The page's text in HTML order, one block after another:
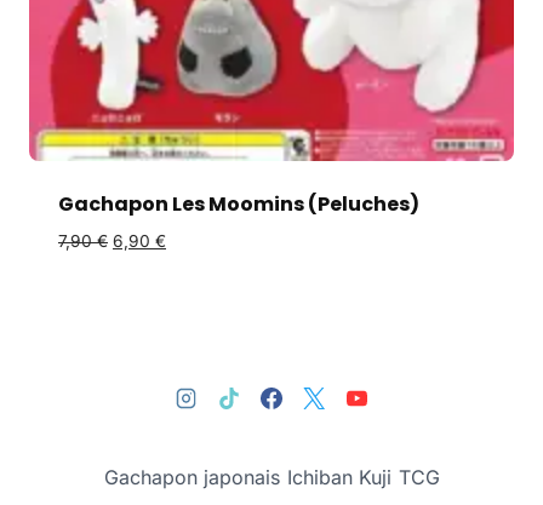
Gachapon Les Moomins (Peluches)
7,90€ 6,90 €
Gachapon japonais Ichiban Kuji TCG